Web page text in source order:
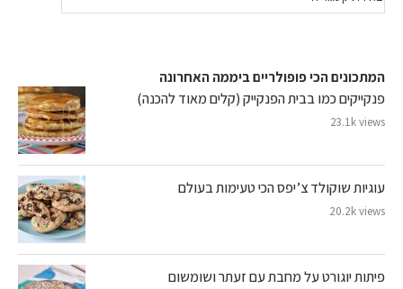
המתכונים הכי פופולריים ביממה האחרונה
פנקייקים כמו בבית הפנקייק (קלים מאוד להכנה)
23.1k views
עוגיות שוקולד צ’יפס הכי טעימות בעולם
20.2k views
פיתות יוגורט על מחבת עם זעתר ושומשום